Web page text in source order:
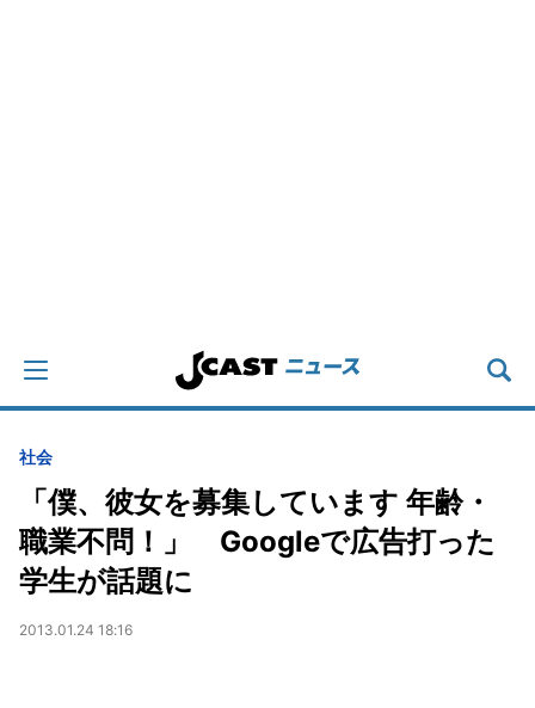
社会
「僕、彼女を募集しています 年齢・
職業不問！」 Googleで広告打った
学生が話題に
2013.01.24 18:16